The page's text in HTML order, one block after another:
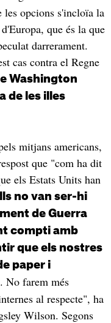
les opcions s'incloïa la
que és la que
darrerament.
cas contra el Regne
Washington
de les illes
mitjans americans,
que "com ha dit
els Estats Units han
no van ser-hi
de Guerra
compti amb
que els nostres
paper i
. No farem més
al respecte", ha
Wilson. Segons